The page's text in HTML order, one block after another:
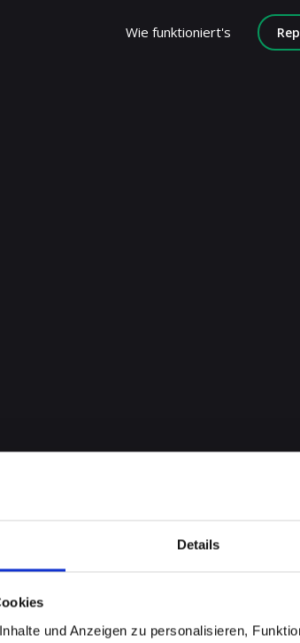
Details
und Anzeigen zu personalisieren,
Wie funktioniert's